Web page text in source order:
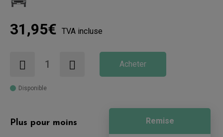
31,95€ TVA incluse
Acheter
Disponible
Plus pour moins Remise